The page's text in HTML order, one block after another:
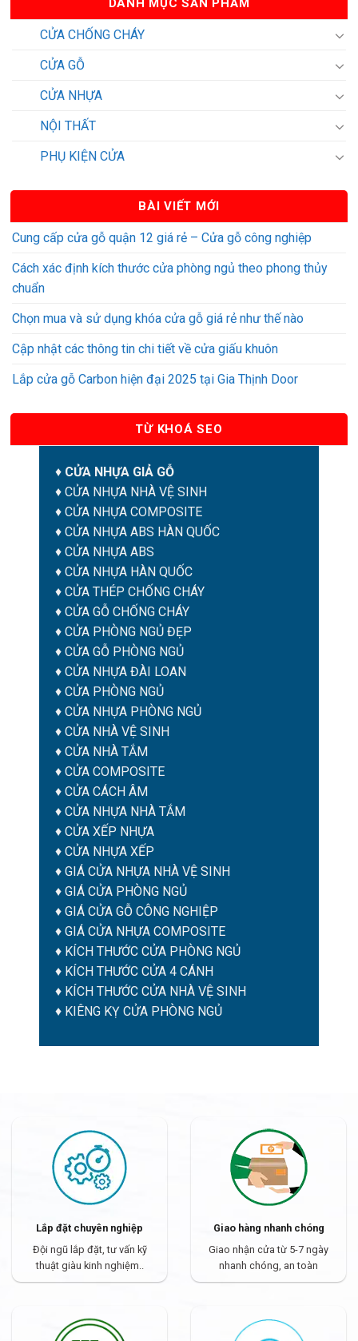
DANH MỤC SẢN PHẨM
CỬA CHỐNG CHÁY
CỬA GỖ
CỬA NHỰA
NỘI THẤT
PHỤ KIỆN CỬA
BÀI VIẾT MỚI
Cung cấp cửa gỗ quận 12 giá rẻ – Cửa gỗ công nghiệp
Cách xác định kích thước cửa phòng ngủ theo phong thủy
chuẩn
Chọn mua và sử dụng khóa cửa gỗ giá rẻ như thế nào
Cập nhật các thông tin chi tiết về cửa giấu khuôn
Lắp cửa gỗ Carbon hiện đại 2025 tại Gia Thịnh Door
TỪ KHOÁ SEO
♦ CỬA NHỰA GIẢ GỖ
♦ CỬA NHỰA NHÀ VỆ SINH
♦ CỬA NHỰA COMPOSITE
♦ CỬA NHỰA ABS HÀN QUỐC
♦ CỬA NHỰA ABS
♦ CỬA NHỰA HÀN QUỐC
♦ CỬA THÉP CHỐNG CHÁY
♦ CỬA GỖ CHỐNG CHÁY
♦ CỬA PHÒNG NGỦ ĐẸP
♦ CỬA GỖ PHÒNG NGỦ
♦ CỬA NHỰA ĐÀI LOAN
♦ CỬA PHÒNG NGỦ
♦ CỬA NHỰA PHÒNG NGỦ
♦ CỬA NHÀ VỆ SINH
♦ CỬA NHÀ TẮM
♦ CỬA COMPOSITE
♦ CỬA CÁCH ÂM
♦ CỬA NHỰA NHÀ TẮM
♦ CỬA XẾP NHỰA
♦ CỬA NHỰA XẾP
♦ GIÁ CỬA NHỰA NHÀ VỆ SINH
♦ GIÁ CỬA PHÒNG NGỦ
♦ GIÁ CỬA GỖ CÔNG NGHIỆP
♦ GIÁ CỬA NHỰA COMPOSITE
♦ KÍCH THƯỚC CỬA PHÒNG NGỦ
♦ KÍCH THƯỚC CỬA 4 CÁNH
♦ KÍCH THƯỚC CỬA NHÀ VỆ SINH
♦ KIÊNG KỴ CỬA PHÒNG NGỦ
Lắp đặt chuyên nghiệp
Đội ngũ lắp đặt, tư vấn kỹ
thuật giàu kinh nghiệm..
Giao hàng nhanh chóng
Giao nhận cửa từ 5-7 ngày
nhanh chóng, an toàn